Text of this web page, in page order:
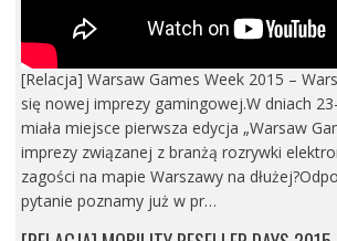
[Relacja] Warsaw Games Week 2015 –
się nowej imprezy gamingowej.W dniach
miała miejsce pierwsza edycja „Warsaw
imprezy związanej z branżą rozrywki
zagości na mapie Warszawy na
pytanie poznamy już w pr…